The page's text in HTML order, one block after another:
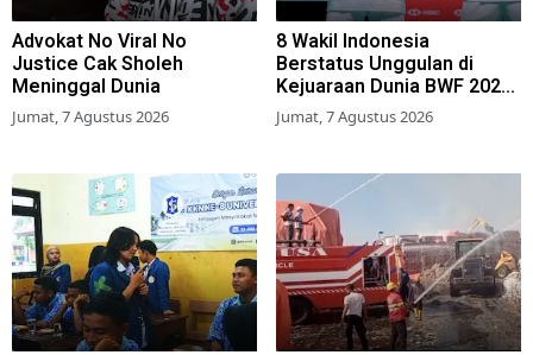
Advokat No Viral No
Justice Cak Sholeh
Meninggal Dunia
Jumat, 7 Agustus 2026
8 Wakil Indonesia
Berstatus Unggulan di
Kejuaraan Dunia BWF 2026,
Kans Juara Terbuka Lebar
Jumat, 7 Agustus 2026